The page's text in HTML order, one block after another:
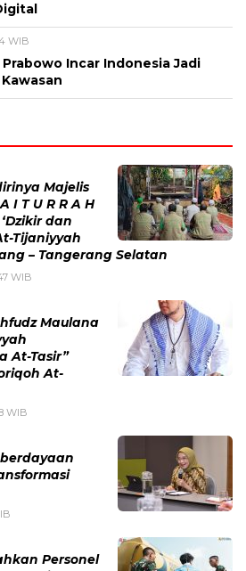
WIB
Prabowo Incar Indonesia Jadi
Majelis
I T U R R A H
dan
Tijaniyyah
– Tangerang Selatan
WIB
Maulana
At-Tasir”
At-
WIB
Personel